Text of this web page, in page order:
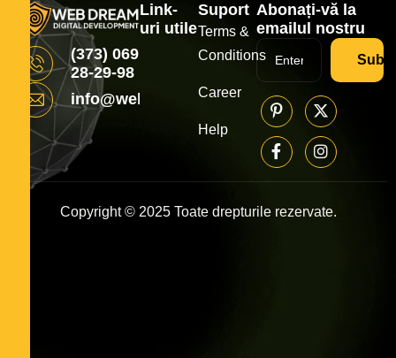
(373) 069
28-29-98
info@webdream.md
Link-
uri utile
Suport
Terms &
Conditions
Career
Help
Abonați-vă la
emailul nostru
Copyright © 2025 Toate drepturile rezervate.